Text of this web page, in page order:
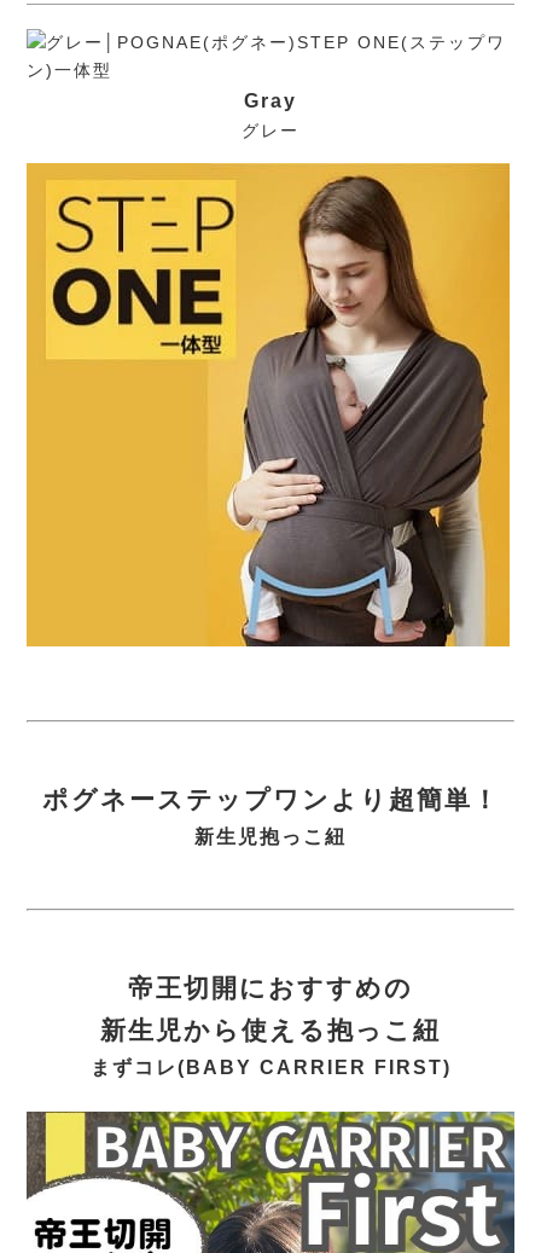
Gray
グレー
ポグネーステップワンより超簡単！
新生児抱っこ紐
帝王切開におすすめの
新生児から使える抱っこ紐
まずコレ(BABY CARRIER FIRST)